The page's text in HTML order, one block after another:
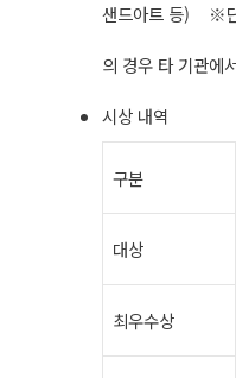
샌드아트 등) ※단,
의 경우 타 기관에
시상 내역
구분
대상
최우수상